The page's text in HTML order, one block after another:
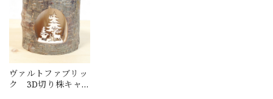
ヴァルトファブリッ
ク 3D切り株キャ